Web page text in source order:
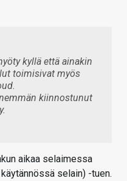
kyllä että ainakin
toimisivat myös
kiinnostunut
aikaa selaimessa
selain) -tuen.